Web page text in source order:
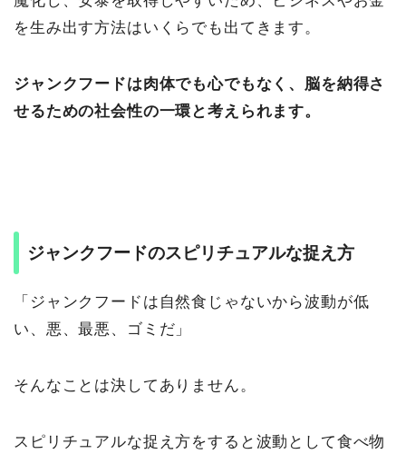
を生み出す方法はいくらでも出てきます。
ジャンクフードは肉体でも心でもなく、脳を納得さ
せるための社会性の一環と考えられます。
ジャンクフードのスピリチュアルな捉え方
「ジャンクフードは自然食じゃないから波動が低
い、悪、最悪、ゴミだ」
そんなことは決してありません。
スピリチュアルな捉え方をすると波動として食べ物